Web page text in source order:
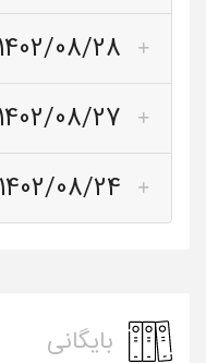
08/28
08/27
1402/08/24
بایگانی